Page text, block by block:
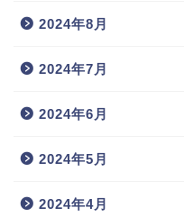
2024年8月
2024年7月
2024年6月
2024年5月
2024年4月